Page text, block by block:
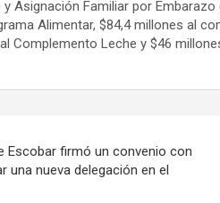
Asignación Familiar por
Alimentar, $84,4 millones al
Complemento Leche y $46
Escobar firmó un convenio con
una nueva delegación en el